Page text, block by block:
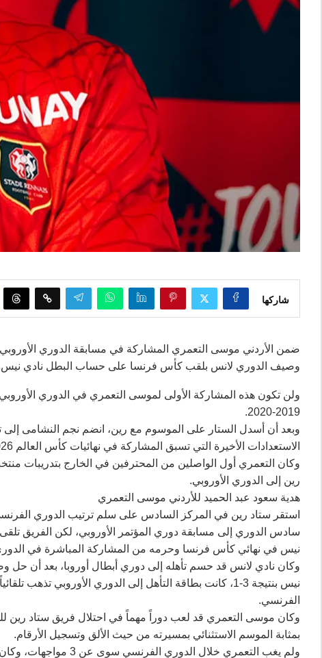
شاركها
وصيف الدوري لانس بلقب كأس فرنسا على حساب البطل نادي
ولن تكون هذه المشاركة الأولى لموسى التعمري في الدوري
2019-2020.
وبعد أن أسدل الستار على الموسوم مع رين، انضم نجم النشامى
الاستعدادات الأخيرة التي تسبق المشاركة في نهائيات كأس العالم 2026.
وكان التعمري أول الواصلين من المحترفين في الخارج بتدريبات
رين إلى الدوري الأوروبي.
هدية سعود عبد الحميد للأردني موسى التعمري
سادس الدوري إلى مسابقة دوري المؤتمر الأوروبي، لكن الفريق
نيس في نهائي كأس فرنسا وحرمه من المشاركة المباشرة في
وكان نادي لانس قد حسم تأهله إلى دوري أبطال أوروبا، بعد أن
نيس بنتيجة 3-1، كانت بطاقة التأهل إلى الدوري الأوروبي
الفرنسي.
بمثابة الموسم الاستثنائي بمسيرته من حيث الألق وتسجيل الأرقام.
ولم يغب التعمري خلال